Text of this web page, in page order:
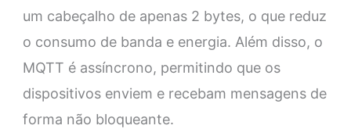
um cabeçalho de apenas 2 bytes, o que reduz
o consumo de banda e energia. Além disso, o
MQTT é assíncrono, permitindo que os
dispositivos enviem e recebam mensagens de
forma não bloqueante.